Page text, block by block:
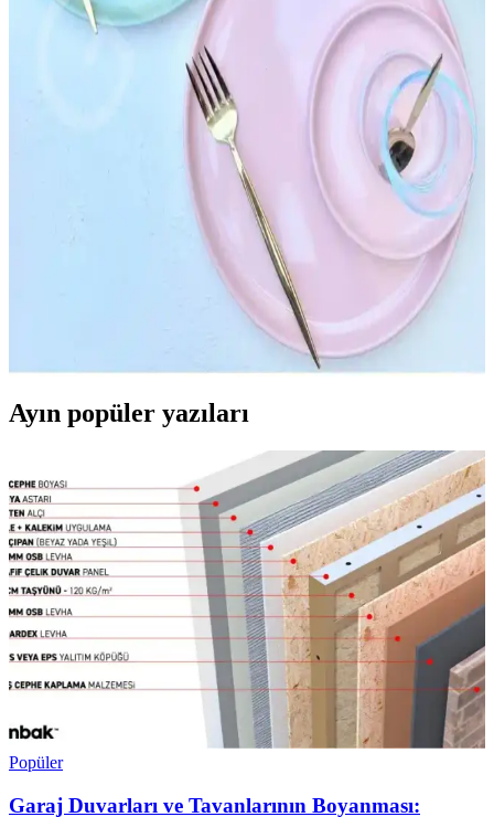
Dayanıklılık İçin Profesyonel Çözümler
Emsan istiridye ürünleri, yüksek kalite ve hijyen standartlarıyla
mutfak ve restoranlarda dayanıklı ve pratik kullanım sağlar.
Ferforje Mutfak Askıları: Estetik ve Dayanıklı
Çözümlerle Mutfak Dekorasyonunu Geliştirin
Ferforje mutfak askıları, dayanıklı ve estetik tasarımlarıyla mutfak
düzenini sağlar. Çeşitli kullanım alanları ve bakım ipuçlarıyla uzun
Estetik ve Fonksiyonel Mutfak Kahvaltı Takımları:
Doğru Seçim Rehberi ve Güncel Trendler
Mutfak kahvaltı takımlarında estetik ve fonksiyonellik kriterleri,
malzeme seçimleri ve güncel trendler detaylı şekilde anlatılıyor.
Ayın popüler yazıları
Popüler
Garaj Duvarları ve Tavanlarının Boyanması: